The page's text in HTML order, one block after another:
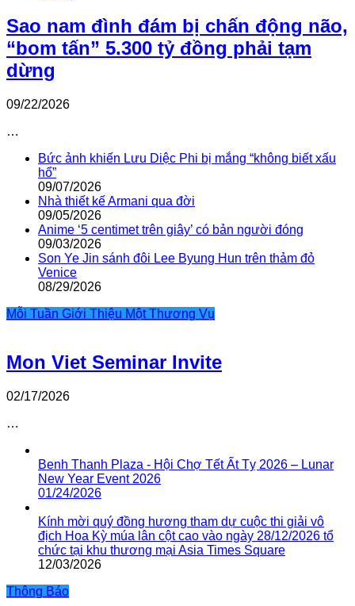
Sao nam đình đám bị chấn động não,
“bom tấn” 5.300 tỷ đồng phải tạm
dừng
09/22/2026
…
Bức ảnh khiến Lưu Diệc Phi bị mắng “không biết xấu
hổ”
09/07/2026
Nhà thiết kế Armani qua đời
09/05/2026
Anime ‘5 centimet trên giây’ có bản người đóng
09/03/2026
Son Ye Jin sánh đôi Lee Byung Hun trên thảm đỏ
Venice
08/29/2026
Mỗi Tuần Giới Thiệu Một Thương Vụ
Mon Viet Seminar Invite
02/17/2026
…
Benh Thanh Plaza - Hội Chợ Tết Ất Tỵ 2026 – Lunar
New Year Event 2026
01/24/2026
Kính mời quý đồng hương tham dự cuộc thi giải vô
địch Hoa Kỳ múa lân cột cao vào ngày 28/12/2026 tổ
chức tại khu thương mại Asia Times Square
12/03/2026
Thông Báo